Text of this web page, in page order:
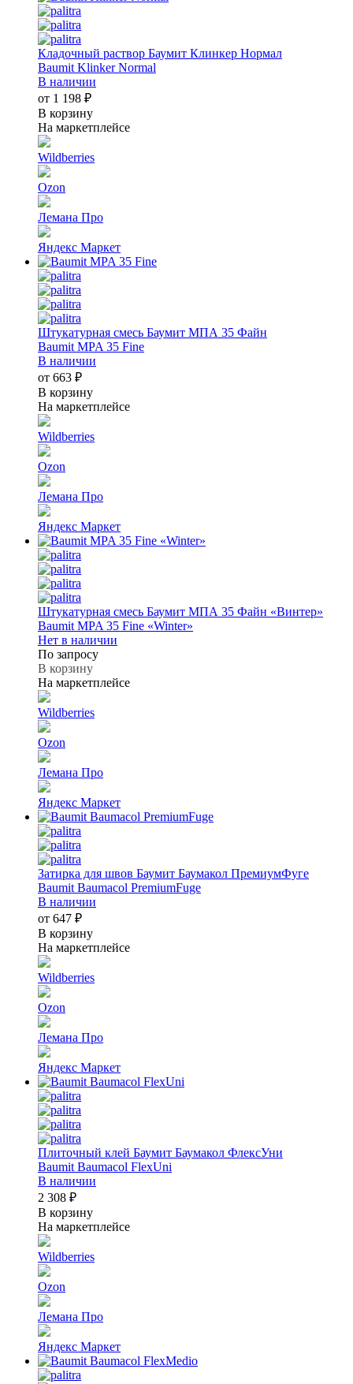
Кладочный раствор Баумит Клинкер Нормал
Baumit Klinker Normal
В наличии
от 1 198 ₽
В корзину
На маркетплейсе
Wildberries
Ozon
Лемана Про
Яндекс Маркет
Штукатурная смесь Баумит МПА 35 Файн
Baumit MPA 35 Fine
В наличии
от 663 ₽
В корзину
На маркетплейсе
Wildberries
Ozon
Лемана Про
Яндекс Маркет
Штукатурная смесь Баумит МПА 35 Файн «Винтер»
Baumit MPA 35 Fine «Winter»
Нет в наличии
По запросу
В корзину
На маркетплейсе
Wildberries
Ozon
Лемана Про
Яндекс Маркет
Затирка для швов Баумит Баумакол ПремиумФуге
Baumit Baumacol PremiumFuge
В наличии
от 647 ₽
В корзину
На маркетплейсе
Wildberries
Ozon
Лемана Про
Яндекс Маркет
Плиточный клей Баумит Баумакол ФлексУни
Baumit Baumacol FlexUni
В наличии
2 308 ₽
В корзину
На маркетплейсе
Wildberries
Ozon
Лемана Про
Яндекс Маркет